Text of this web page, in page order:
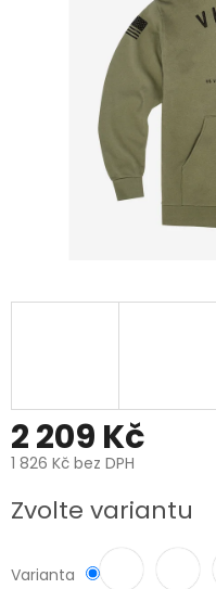
2 209 Kč
1 826 Kč bez DPH
cena:
Zvolte variantu
Varianta